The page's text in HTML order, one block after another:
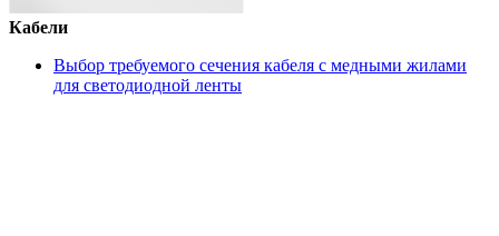
Кабели
Выбор требуемого сечения кабеля с медными жилами
для светодиодной ленты